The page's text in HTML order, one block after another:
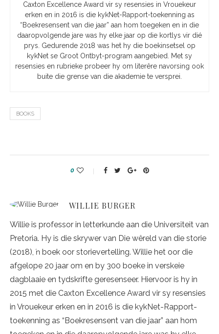
Caxton Excellence Award vir sy resensies in Vrouekeur
erken en in 2016 is die kykNet-Rapport-toekenning as
“Boekresensent van die jaar” aan hom toegeken en in die
daaropvolgende jare was hy elke jaar op die kortlys vir dié
prys. Gedurende 2018 was het hy die boekinsetsel op
kykNet se Groot Ontbyt-program aangebied. Met sy
resensies en rubrieke probeer hy om literêre navorsing ook
buite die grense van die akademie te versprei.
BOOKS
0
WILLIE BURGER
Willie is professor in letterkunde aan die Universiteit van
Pretoria. Hy is die skrywer van Die wêreld van die storie
(2018), ŉ boek oor storievertelling. Willie het oor die
afgelope 20 jaar om en by 300 boeke in verskeie
dagblaaie en tydskrifte geresenseer. Hiervoor is hy in
2015 met die Caxton Excellence Award vir sy resensies
in Vrouekeur erken en in 2016 is die kykNet-Rapport-
toekenning as “Boekresensent van die jaar” aan hom